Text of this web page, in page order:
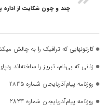
چند و چون شکایت از
کارتونهایی که ترافیک را به چالش
زنانی که بی‌نام، تبریز را ساخته‌اند
روزنامه پیام‌آذربایجان شماره 2835
روزنامه پیام‌آذربایجان شماره 2834